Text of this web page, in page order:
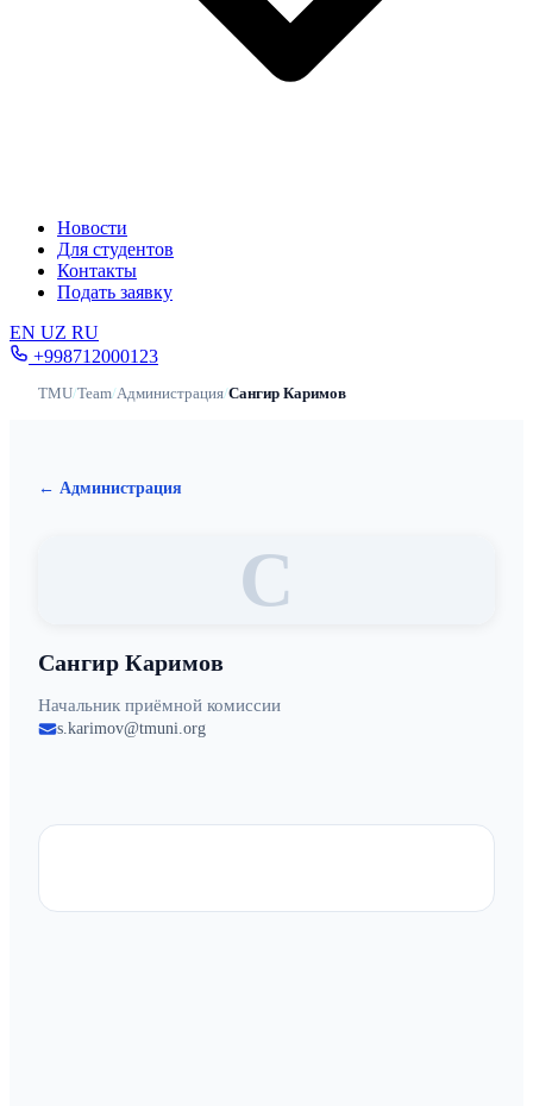
Новости
Для студентов
Контакты
Подать заявку
EN UZ RU
+998712000123
TMU/Team/Администрация/Сангир Каримов
← Администрация
С
Сангир Каримов
Начальник приёмной комиссии
s.karimov@tmuni.org